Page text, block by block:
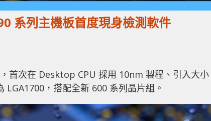
系列主機板首度現身檢測軟件
首次在 Desktop CPU 採用 10nm 製程、引入大小
，搭配全新 600 系列晶片組。